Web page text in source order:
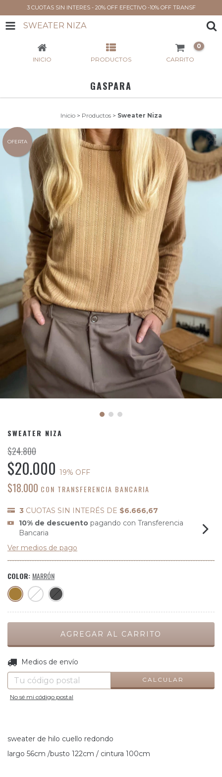
3 CUOTAS SIN INTERES - 20% OFF EFECTIVO -10% OFF TRANSF
SWEATER NIZA
INICIO PRODUCTOS CARRITO
0
GASPARA
Inicio > Productos > Sweater Niza
OFERTA
SWEATER NIZA
$24.800
$20.000 19% OFF
$18.000 CON TRANSFERENCIA BANCARIA
3 CUOTAS SIN INTERÉS DE $6.666,67
10% de descuento pagando con Transferencia
Bancaria
Ver medios de pago
COLOR: MARRÓN
Entregas para el CP:
Medios de envío
CALCULAR
No sé mi código postal
sweater de hilo cuello redondo
largo 56cm /busto 122cm / cintura 100cm